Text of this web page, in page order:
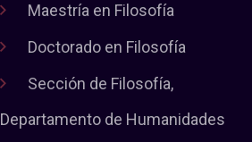
Maestría en Filosofía
Doctorado en Filosofía
Sección de Filosofía,
Departamento de Humanidades